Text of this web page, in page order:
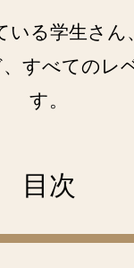
る学生さ
すべてのレ
す。
目次